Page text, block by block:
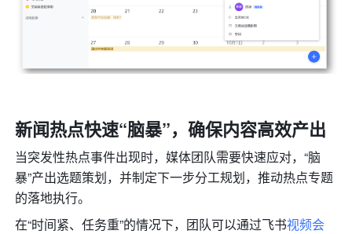
新闻热点快速“脑暴”，确保内容高效产出
当突发性热点事件出现时，媒体团队需要快速应对，“脑
暴”产出选题策划，并制定下一步分工规划，推动热点专题
的落地执行。
在“时间紧、任务重”的情况下，团队可以通过飞书视频会